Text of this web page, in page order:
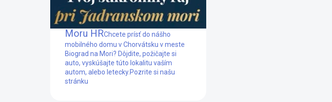
Mobilný dom Biograd na
Moru HRChcete prísť do nášho
mobilného domu v Chorvátsku v meste
Biograd na Mori? Dôjdite, požičajte si
auto, vyskúšajte túto lokalitu vaším
autom, alebo letecky. Pozrite si našu
stránku